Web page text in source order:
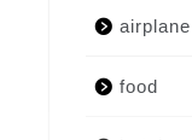
airplane
food